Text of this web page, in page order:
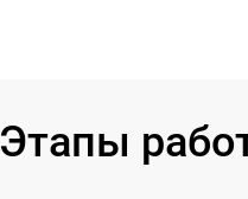
Этапы